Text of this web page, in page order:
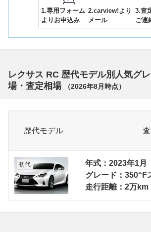
1.専用フォーム
よりお申込み
2.carview!より
メール
3.査
ご連
レクサス RC 歴代モデル別人気グ
場・査定相場
（2026年8月 時点）
歴代モデル
初代
年式：2023年1月
グレード：350“F
走行距離：2万km